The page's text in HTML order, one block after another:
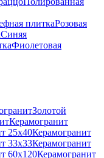
плиткаРозовая
Синяя
Фиолетовая
Золотой
Керамогранит
25x40Керамогранит
33x33Керамогранит
60x120Керамогранит